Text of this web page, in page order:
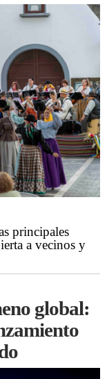
principales
a vecinos y
global: